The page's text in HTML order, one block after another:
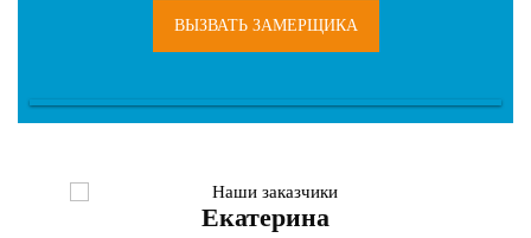
ВЫЗВАТЬ ЗАМЕРЩИКА
Екатерина